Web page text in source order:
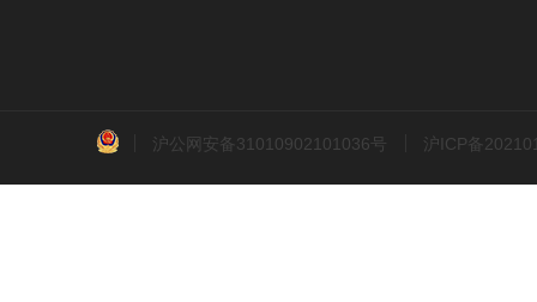
沪公网安备31010902101036号 沪ICP备